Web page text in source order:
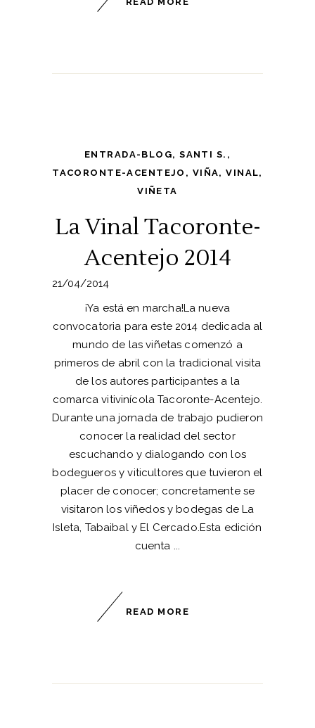
ENTRADA-BLOG,SANTI S. ,
TACORONTE-ACENTEJO , VIÑA,VINAL,
VIÑETA
La Vinal Tacoronte-
Acentejo 2014
21/04/2014
¡Ya está en marcha!La nueva
convocatoria para este 2014 dedicada al
mundo de las viñetas comenzó a
primeros de abril con la tradicional visita
de los autores participantes a la
comarca vitivinícola Tacoronte-Acentejo.
Durante una jornada de trabajo pudieron
conocer la realidad del sector
escuchando y dialogando con los
bodegueros y viticultores que tuvieron el
placer de conocer; concretamente se
visitaron los viñedos y bodegas de La
Isleta, Tabaibal y El Cercado.Esta edición
cuenta
READ MORE